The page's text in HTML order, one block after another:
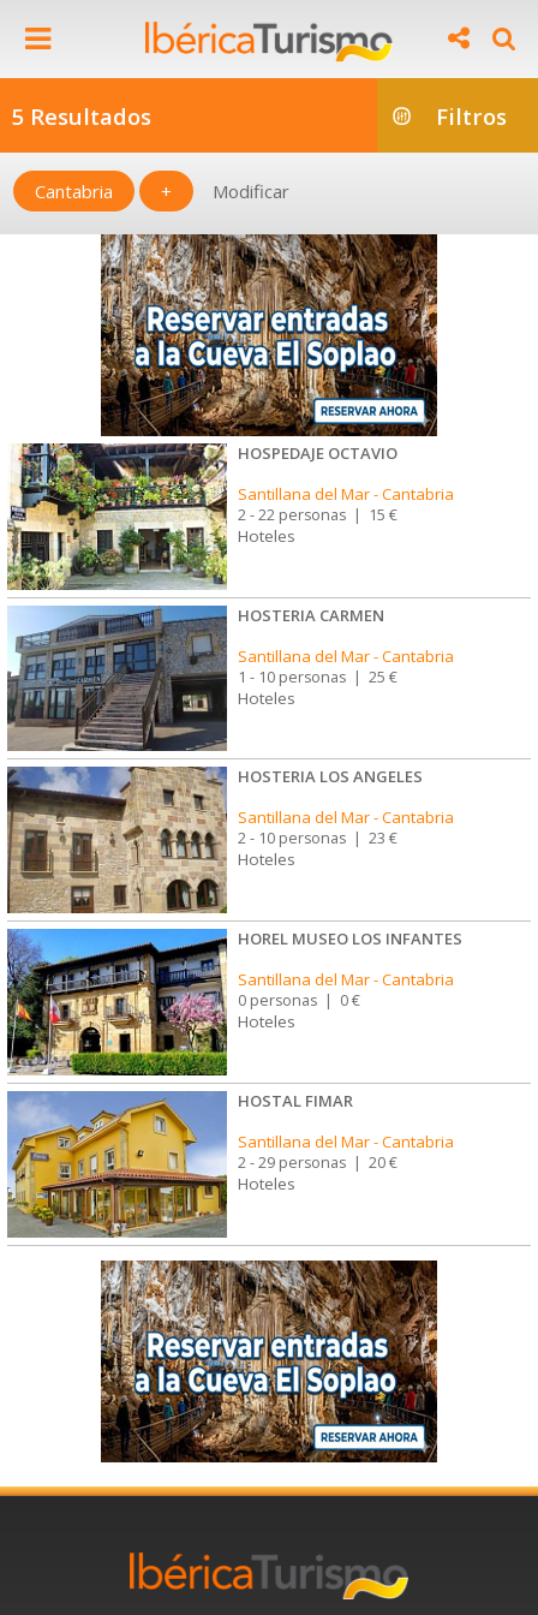
5 Resultados Filtros
Cantabria + Modificar
HOSPEDAJE OCTAVIO
Santillana del Mar-Cantabria
2 - 22 personas | 15 €
Hoteles
HOSTERIA CARMEN
Santillana del Mar-Cantabria
1 - 10 personas | 25 €
Hoteles
HOSTERIA LOS ANGELES
Santillana del Mar-Cantabria
2 - 10 personas 23 €
Hoteles
HOREL MUSEO LOS INFANTES
Santillana del Mar-Cantabria
0 personas | 0 €
Hoteles
HOSTAL FIMAR
Santillana del Mar-Cantabria
2 - 29 personas | 20 €
Hoteles